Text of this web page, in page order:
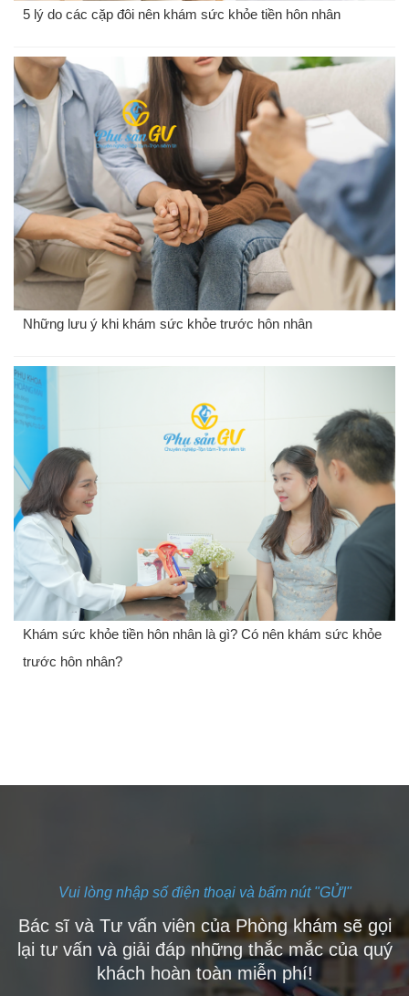
5 lý do các cặp đôi nên khám sức khỏe tiền hôn nhân
Những lưu ý khi khám sức khỏe trước hôn nhân
Khám sức khỏe tiền hôn nhân là gì? Có nên khám sức khỏe
trước hôn nhân?
Vui lòng nhập số điện thoại và bấm nút "GỬI"
Bác sĩ và Tư vấn viên của Phòng khám sẽ gọi
lại tư vấn và giải đáp những thắc mắc của quý
khách hoàn toàn miễn phí!